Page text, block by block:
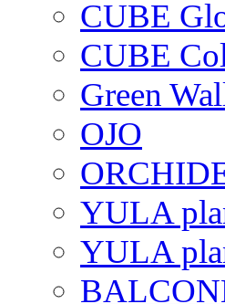
CUBE
CUBE
Green
OJO
YULA
YULA